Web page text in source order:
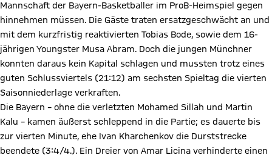
Mannschaft der Bayern-Basketballer im ProB-Heimspiel gegen
hinnehmen müssen. Die Gäste traten ersatzgeschwächt an und
mit dem kurzfristig reaktivierten Tobias Bode, sowie dem 16-
jährigen Youngster Musa Abram. Doch die jungen Münchner
konnten daraus kein Kapital schlagen und mussten trotz eines
guten Schlussviertels (21:12) am sechsten Spieltag die vierten
Saisonniederlage verkraften.
Die Bayern – ohne die verletzten Mohamed Sillah und Martin
Kalu – kamen äußerst schleppend in die Partie; es dauerte bis
zur vierten Minute, ehe Ivan Kharchenkov die Durststrecke
beendete (3:4/4.). Ein Dreier von Amar Licina verhinderte einen